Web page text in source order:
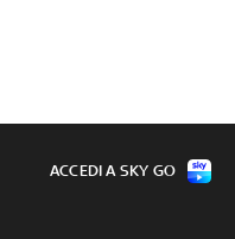
ACCEDI A SKY GO